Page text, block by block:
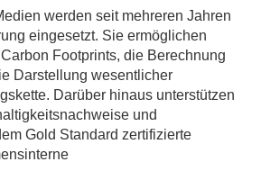
werden seit mehreren Jahren
eingesetzt. Sie ermöglichen
Footprints, die Berechnung
Darstellung wesentlicher
Darüber hinaus unterstützen
und
Gold Standard zertifizierte